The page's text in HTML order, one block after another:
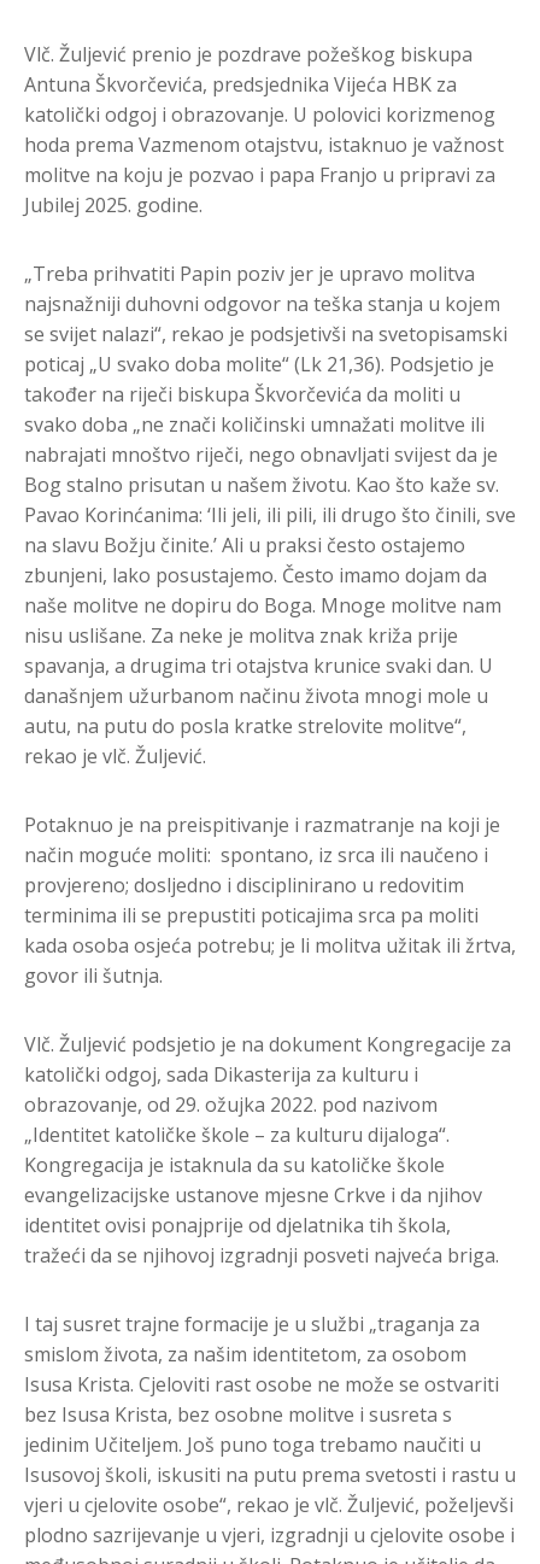
Vlč. Žuljević prenio je pozdrave požeškog biskupa
Antuna Škvorčevića, predsjednika Vijeća HBK za
katolički odgoj i obrazovanje. U polovici korizmenog
hoda prema Vazmenom otajstvu, istaknuo je važnost
molitve na koju je pozvao i papa Franjo u pripravi za
Jubilej 2025. godine.
„Treba prihvatiti Papin poziv jer je upravo molitva
najsnažniji duhovni odgovor na teška stanja u kojem
se svijet nalazi“, rekao je podsjetivši na svetopisamski
poticaj „U svako doba molite“ (Lk 21,36). Podsjetio je
također na riječi biskupa Škvorčevića da moliti u
svako doba „ne znači količinski umnažati molitve ili
nabrajati mnoštvo riječi, nego obnavljati svijest da je
Bog stalno prisutan u našem životu. Kao što kaže sv.
Pavao Korinćanima: ‘Ili jeli, ili pili, ili drugo što činili, sve
na slavu Božju činite.’ Ali u praksi često ostajemo
zbunjeni, lako posustajemo. Često imamo dojam da
naše molitve ne dopiru do Boga. Mnoge molitve nam
nisu uslišane. Za neke je molitva znak križa prije
spavanja, a drugima tri otajstva krunice svaki dan. U
današnjem užurbanom načinu života mnogi mole u
autu, na putu do posla kratke strelovite molitve“,
rekao je vlč. Žuljević.
Potaknuo je na preispitivanje i razmatranje na koji je
način moguće moliti: spontano, iz srca ili naučeno i
provjereno; dosljedno i disciplinirano u redovitim
terminima ili se prepustiti poticajima srca pa moliti
kada osoba osjeća potrebu; je li molitva užitak ili žrtva,
govor ili šutnja.
Vlč. Žuljević podsjetio je na dokument Kongregacije za
katolički odgoj, sada Dikasterija za kulturu i
obrazovanje, od 29. ožujka 2022. pod nazivom
„Identitet katoličke škole – za kulturu dijaloga“.
Kongregacija je istaknula da su katoličke škole
evangelizacijske ustanove mjesne Crkve i da njihov
identitet ovisi ponajprije od djelatnika tih škola,
tražeći da se njihovoj izgradnji posveti najveća briga.
I taj susret trajne formacije je u službi „traganja za
smislom života, za našim identitetom, za osobom
Isusa Krista. Cjeloviti rast osobe ne može se ostvariti
bez Isusa Krista, bez osobne molitve i susreta s
jedinim Učiteljem. Još puno toga trebamo naučiti u
Isusovoj školi, iskusiti na putu prema svetosti i rastu u
vjeri u cjelovite osobe“, rekao je vlč. Žuljević, poželjevši
plodno sazrijevanje u vjeri, izgradnji u cjelovite osobe i